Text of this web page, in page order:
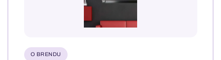
O BRENDU